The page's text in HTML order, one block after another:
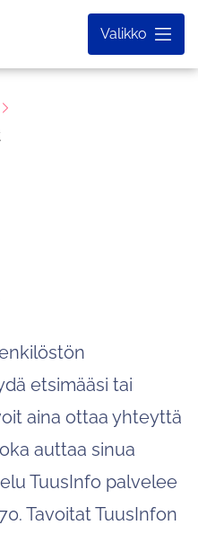
Valikko
etsimääsi tai
aina ottaa yhteyttä
auttaa sinua
TuusInfo palvelee
Tavoitat TuusInfon